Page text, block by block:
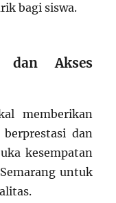
bagi siswa.
dan Akses
memberikan
dan
kesempatan
untuk